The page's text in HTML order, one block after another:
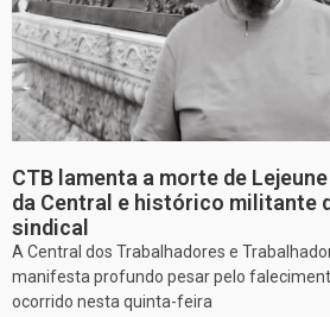
CTB lamenta a morte de
da Central e histórico militante
sindical
A Central dos Trabalhadores e
manifesta profundo pesar pelo
ocorrido nesta quinta-feira